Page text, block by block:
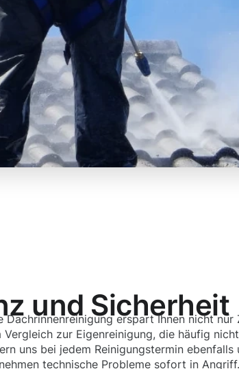
und Sicherheit
Dachrinnenreinigung erspart Ihnen nicht nur
Vergleich zur Eigenreinigung, die häufig
uns bei jedem Reinigungstermin ebenfalls
technische Probleme sofort in